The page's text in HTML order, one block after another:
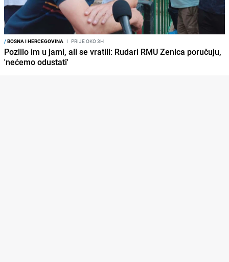
/BOSNA I HERCEGOVINA I PRIJE OKO 3H
Pozlilo im u jami, ali se vratili: Rudari RMU Zenica poručuju,
'nećemo odustati'